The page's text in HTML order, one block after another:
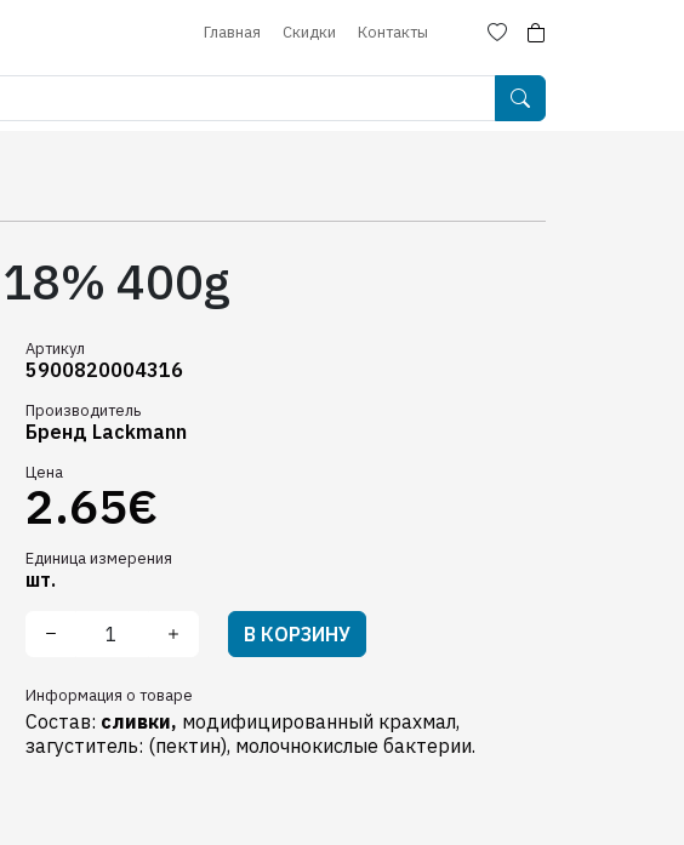
Главная Скидки Контакты
400g
Артикул
5900820004316
Производитель
Бренд Lackmann
Цена
2.65€
Единица измерения
шт.
В КОРЗИНУ
Информация о товаре
Состав: сливки, модифицированный крахмал,
загуститель: (пектин), молочнокислые бактерии.